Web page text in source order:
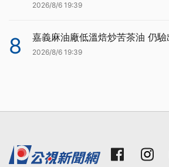
2026/8/6 19:39
8 嘉義麻油廠低溫焙炒苦茶油 仍
2026/8/6 19:39